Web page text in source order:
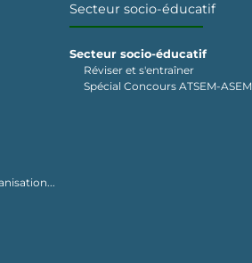
Secteur socio-éducatif
Secteur socio-éducatif
Réviser et s'entraîner
Spécial Concours ATSEM-ASEM